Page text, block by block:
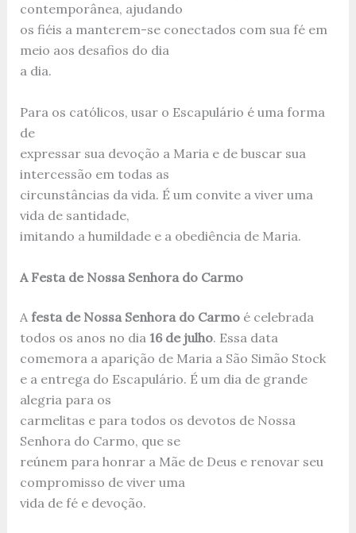
contemporânea, ajudando
os fiéis a manterem-se conectados com sua fé em
meio aos desafios do dia
a dia.
Para os católicos, usar o Escapulário é uma forma
de
expressar sua devoção a Maria e de buscar sua
intercessão em todas as
circunstâncias da vida. É um convite a viver uma
vida de santidade,
imitando a humildade e a obediência de Maria.
A Festa de Nossa Senhora do Carmo
A festa de Nossa Senhora do Carmoé celebrada
todos os anos no dia 16 de julho. Essa data
comemora a aparição de Maria a São Simão Stock
e a entrega do Escapulário. É um dia de grande
alegria para os
carmelitas e para todos os devotos de Nossa
Senhora do Carmo, que se
reúnem para honrar a Mãe de Deus e renovar seu
compromisso de viver uma
vida de fé e devoção.